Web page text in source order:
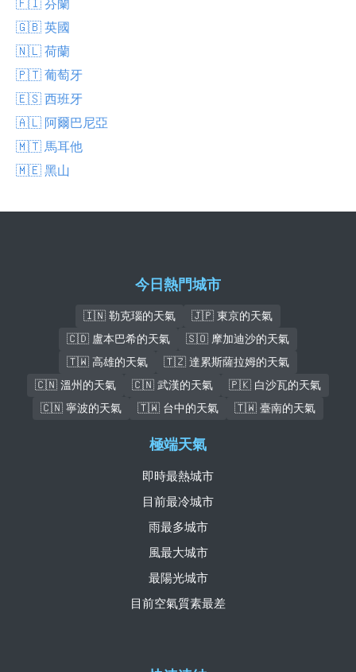
🇬🇧 英國
🇳🇱 荷蘭
🇵🇹 葡萄牙
🇪🇸 西班牙
🇦🇱 阿爾巴尼亞
🇲🇹 馬耳他
🇲🇪 黑山
今日熱門城市
🇮🇳 勒克瑙的天氣
🇯🇵 東京的天氣
🇨🇩 盧本巴希的天氣
🇸🇴 摩加迪沙的天氣
🇹🇼 高雄的天氣
🇹🇿 達累斯薩拉姆的天氣
🇨🇳 溫州的天氣
🇨🇳 武漢的天氣
🇵🇰 白沙瓦的天氣
🇨🇳 寧波的天氣
🇹🇼 台中的天氣 🇹🇼 臺南的天氣
極端天氣
即時最熱城市
目前最冷城市
雨最多城市
風最大城市
最陽光城市
目前空氣質素最差